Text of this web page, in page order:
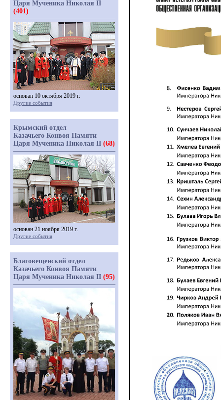
Царя Мученика Николая II
(401)
основан 10 октября 2019 г.
Другие события
Крымский отдел
Казачьего Конвоя Памяти
Царя Мученика Николая II (68)
основан 21 ноября 2019 г.
Другие события
Благовещенский отдел
Казачьего Конвоя Памяти
Царя Мученика Николая II (95)